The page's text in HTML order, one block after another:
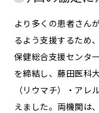
より多くの患者さん
るよう支援するため
保健総合支援センタ
を締結し、藤田医科
（リウマチ）・ア
えました。両機関は